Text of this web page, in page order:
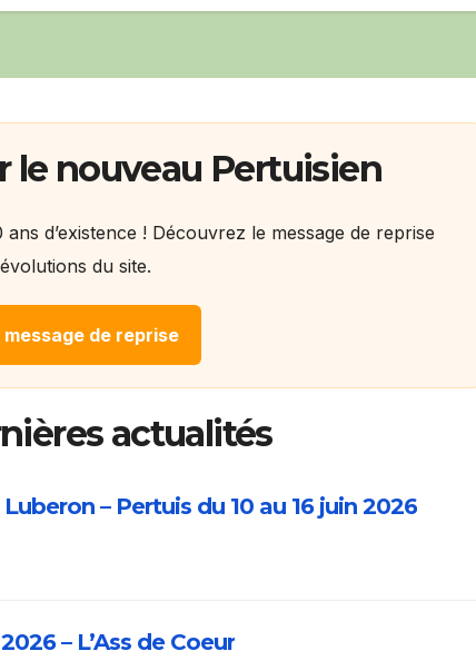
le nouveau Pertuisien
d’existence ! Découvrez le message de reprise
du site.
message de reprise
actualités
– Pertuis du 10 au 16 juin 2026
– L’Ass de Coeur